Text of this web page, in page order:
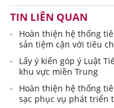
TIN LIÊN QUAN
Hoàn thiện hệ thống
sản tiệm cận với tiêu
Lấy ý kiến góp ý Luật
khu vực miền Trung
Hoàn thiện hệ thống
sạc phục vụ phát triển